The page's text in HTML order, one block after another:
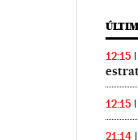
12:15
12:15
21:14